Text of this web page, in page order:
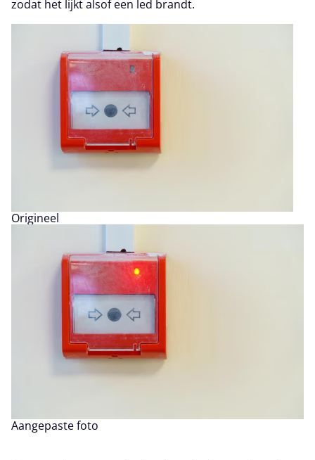
zodat het lijkt alsof een led brandt.
Origineel
Aangepaste foto